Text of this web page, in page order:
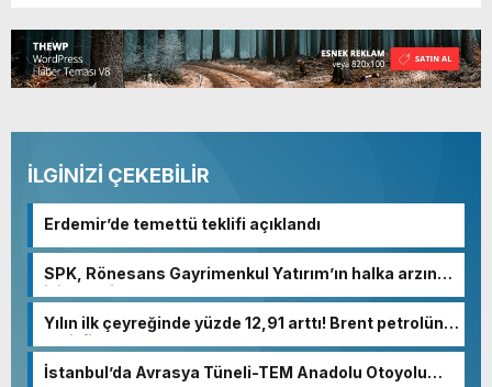
İLGİNİZİ ÇEKEBİLİR
Erdemir’de temettü teklifi açıklandı
SPK, Rönesans Gayrimenkul Yatırım’ın halka arzına
izin verdi
Yılın ilk çeyreğinde yüzde 12,91 arttı! Brent petrolün
varil fiyatı: 87 dolar
İstanbul’da Avrasya Tüneli-TEM Anadolu Otoyolu